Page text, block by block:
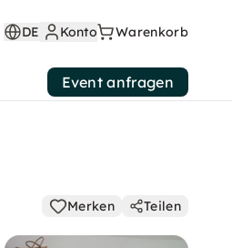
DE Konto Warenkorb
Event anfragen
Merken Teilen